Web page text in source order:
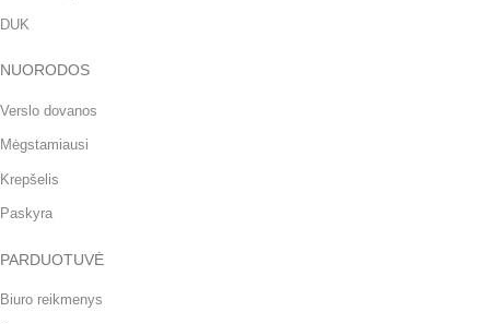
DUK
NUORODOS
Verslo dovanos
Mėgstamiausi
Krepšelis
Paskyra
PARDUOTUVĖ
Biuro reikmenys